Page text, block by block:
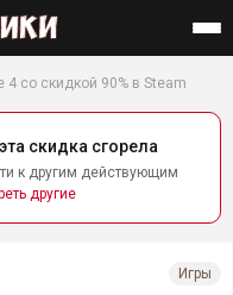
Найти
4 со скидкой 90% в Steam
скидка сгорела
к другим действующим
другие
Игры